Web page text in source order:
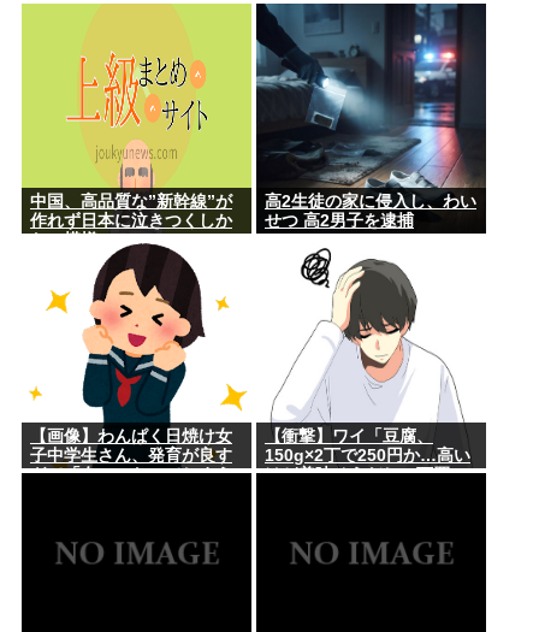
敗して撮影不能に⇒！！
ない模様www
中国、高品質な”新幹線”が
作れず日本に泣きつくしか
ない模様www
高2生徒の家に侵入し、わい
せつ 高2男子を逮捕
【画像】わんぱく日焼け女
子中学生さん、発育が良す
ぎて「女」になってしまう
【衝撃】ワイ「豆腐、
150g×2丁で250円か…高い
けど美味そうだし一丁買っ